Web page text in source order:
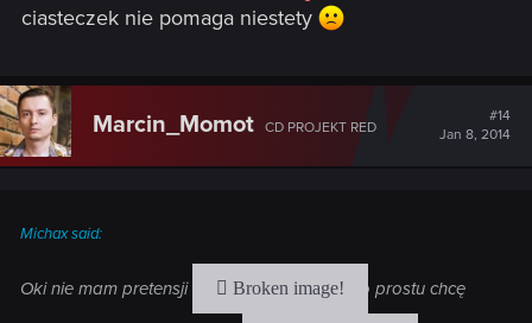
ciasteczek nie pomaga niestety
Marcin_Momot CD PROJEKT RED
#14
Jan 8, 2014
Michax said:
Oki nie mam pretensji Po prostu chcę